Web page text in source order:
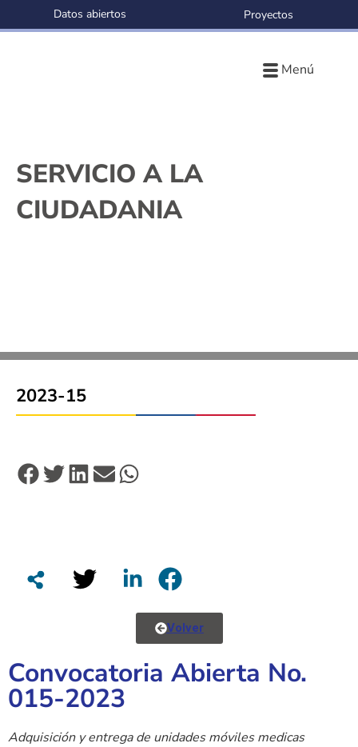
Menú
Datos abiertos Proyectos
SERVICIO A LA
CIUDADANIA
2023-15
Volver
Convocatoria Abierta No.
015-2023
Adquisición y entrega de unidades móviles medicas